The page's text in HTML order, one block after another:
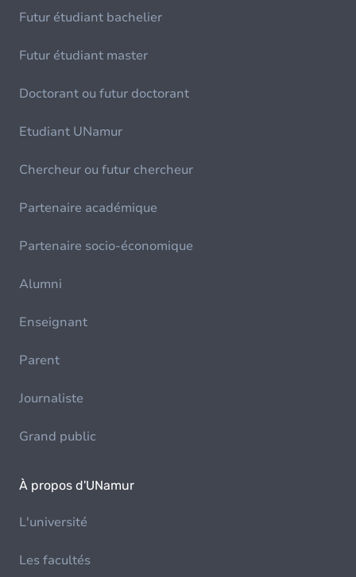
Futur étudiant bachelier
Futur étudiant master
Doctorant ou futur doctorant
Etudiant UNamur
Chercheur ou futur chercheur
Partenaire académique
Partenaire socio-économique
Alumni
Enseignant
Parent
Journaliste
Grand public
À propos d'UNamur
L'université
Les facultés